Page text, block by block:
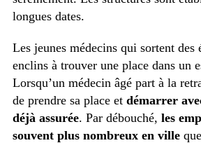
longues dates.
Les jeunes médecins qui sortent des
enclins à trouver une place dans un
Lorsqu’un médecin âgé part à la
de prendre sa place et démarrer
déjà assurée. Par débouché, les
souvent plus nombreux en villeque